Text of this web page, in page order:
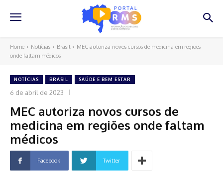
Home Notícias Brasil
MEC autoriza novos cursos de medicina em regiões
onde faltam médicos
NOTÍCIAS BRASIL SAÚDE E BEM ESTAR
6 de abril de 2023
MEC autoriza novos cursos de
medicina em regiões onde faltam
médicos
Facebook Twitter